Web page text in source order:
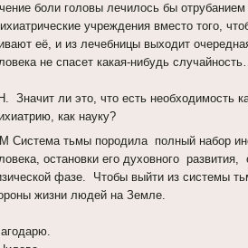
боли головы лечилось бы отрубанием
учреждения вместо того,
её, и из лечебницы выходит
не спасет какая-нибудь
Значит ли это, что есть необходимость
как науку?
Система тьмы породила полный набор
остановки его духовного развития,
фазе. Чтобы выйти из системы
жизни людей на Земле.